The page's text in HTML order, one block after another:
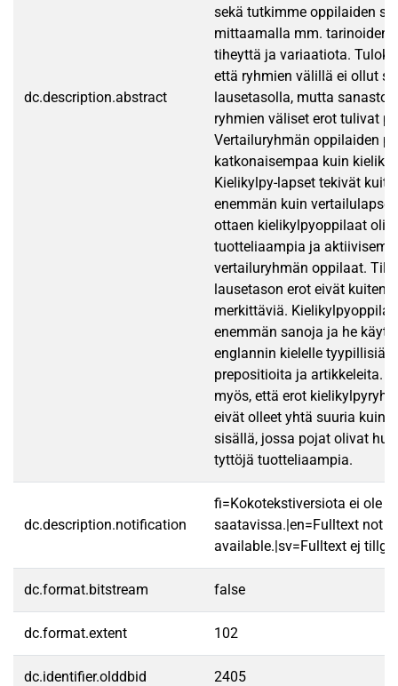
dc.description.abstract
sekä tutkimme oppilaiden
mittaamalla mm. tarinoiden
tiheyttä ja variaatiota.
että ryhmien välillä ei ollut
lausetasolla, mutta
ryhmien väliset erot tulivat
Vertailuryhmän oppilaiden
katkonaisempaa kuin
Kielikylpy-lapset tekivät
enemmän kuin
ottaen kielikylpyoppilaat
tuotteliaampia ja
vertailuryhmän oppilaat.
lausetason erot eivät
merkittäviä.
enemmän sanoja ja he
englannin kielelle tyypillisiä
prepositioita ja artikkeleita.
myös, että erot
eivät olleet yhtä suuria kuin
sisällä, jossa pojat olivat
tyttöjä tuotteliaampia.
dc.description.notification
fi=Kokotekstiversiota ei ole
saatavissa.|en=Fulltext not
available.|sv=Fulltext ej
dc.format.bitstream false
dc.format.extent 102
dc.identifier.olddbid 2405